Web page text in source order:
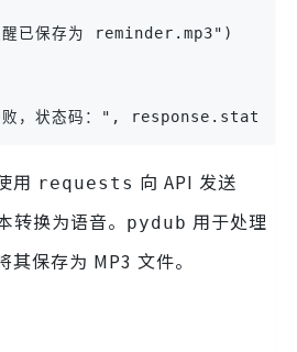
已保存为 reminder.mp3")
，状态码：",
用 requests 向 API 发送
换为语音。
pydub 用于处理
保存为 MP3 文件。